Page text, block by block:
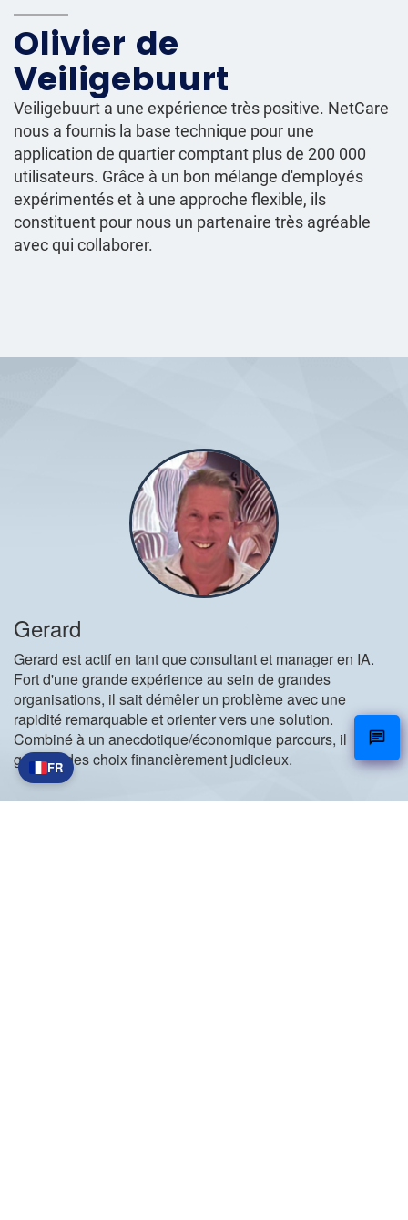
Olivier de
Veiligebuurt
Veiligebuurt a une expérience très positive. NetCare
nous a fournis la base technique pour une
application de quartier comptant plus de 200 000
utilisateurs. Grâce à un bon mélange d'employés
expérimentés et à une approche flexible, ils
constituent pour nous un partenaire très agréable
avec qui collaborer.
Gerard
Gerard est actif en tant que consultant et manager en IA.
Fort d'une grande expérience au sein de grandes
organisations, il sait démêler un problème avec une
rapidité remarquable et orienter vers une solution.
Combiné à un anecdotique/économique parcours, il
garantit des choix financièrement judicieux.
FR